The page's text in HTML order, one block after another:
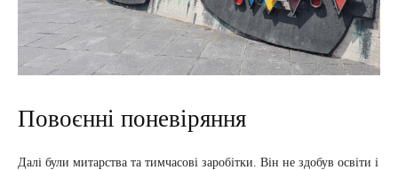
Повоєнні поневіряння
Далі були митарства та тимчасові заробітки. Він не здобув освіти і